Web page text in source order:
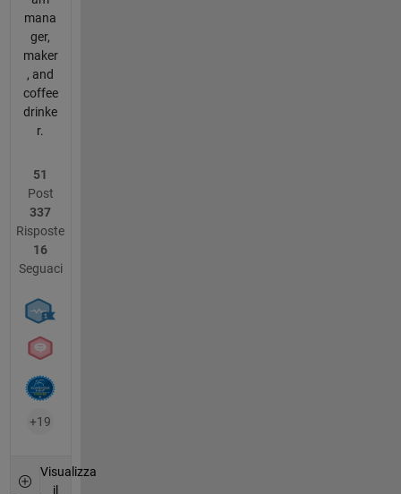
mana
ger,
maker
, and
coffee
drinke
r.
51
Post
337
Risposte
16
Seguaci
+19
Visualizza
il